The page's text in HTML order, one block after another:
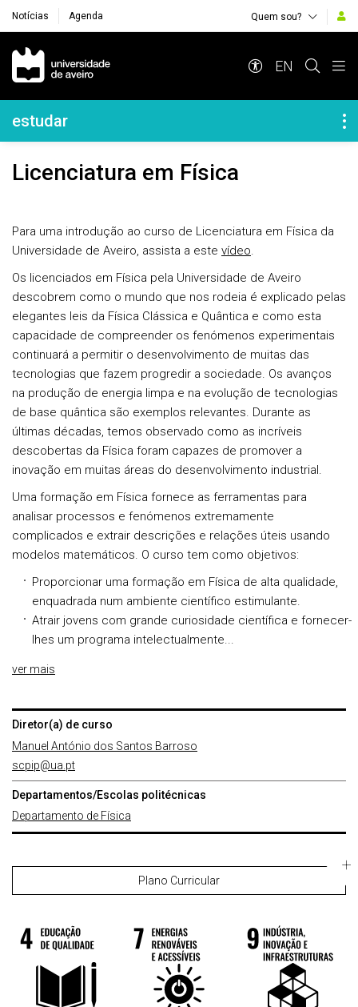
Notícias Agenda Quem sou?
Navegação Principal
EN
Navegação Lateral
estudar
Licenciatura em Física
Para uma introdução ao curso de Licenciatura em Física da
Universidade de Aveiro, assista a este vídeo.
Os licenciados em Física pela Universidade de Aveiro
descobrem como o mundo que nos rodeia é explicado pelas
elegantes leis da Física Clássica e Quântica e como esta
capacidade de compreender os fenómenos experimentais
continuará a permitir o desenvolvimento de muitas das
tecnologias que fazem progredir a sociedade. Os avanços
na produção de energia limpa e na evolução de tecnologias
de base quântica são exemplos relevantes. Durante as
últimas décadas, temos observado como as incríveis
descobertas da Física foram capazes de promover a
inovação em muitas áreas do desenvolvimento industrial.
Uma formação em Física fornece as ferramentas para
analisar processos e fenómenos extremamente
complicados e extrair descrições e relações úteis usando
modelos matemáticos. O curso tem como objetivos:
Proporcionar uma formação em Física de alta qualidade,
enquadrada num ambiente científico estimulante.
Atrair jovens com grande curiosidade científica e fornecer-
lhes um programa intelectualmente...
ver mais
Diretor(a) de curso
Manuel António dos Santos Barroso
scpip@ua.pt
Departamentos/Escolas politécnicas
Departamento de Física
Plano Curricular